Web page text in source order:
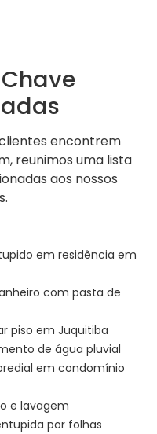
encontrem
reunimos uma lista
aos nossos
em residência em
com pasta de
piso em Juquitiba
de água pluvial
em condomínio
e lavagem
por folhas